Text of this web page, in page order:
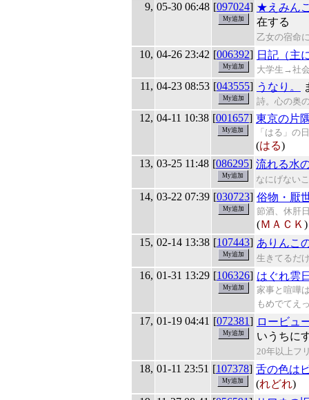
9, 05-30 06:48 [097024] ★えみん
在する
乙女の宿命
10, 04-26 23:42 [006392] 日記（主
大学生→社
11, 04-23 08:53 [043555] うなり。
詩。心の奥
12, 04-11 10:38 [001657] 東京の片
「はる」の
(はる)
13, 03-25 11:48 [086295] 流れる水
なにげない
14, 03-22 07:39 [030723] 俗物・厭
節酒、休肝
(ＭＡＣＫ )
15, 02-14 13:38 [107443] ありんこ
生きてるだ
16, 01-31 13:29 [106326] はぐれ雲
家事と喧嘩
もめでてえ
17, 01-19 04:41 [072381] ロービュ
いうちに
20年以上フ
18, 01-11 23:51 [107378] 舌の色は
(れどれ)